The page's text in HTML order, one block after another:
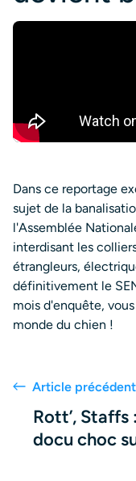
Dans ce reportage
sujet de la
l'Assemblée
interdisant les
étrangleurs,
définitivement le
mois d'enquête,
monde du chien !
Article précédent
Rott’, Staffs
docu choc